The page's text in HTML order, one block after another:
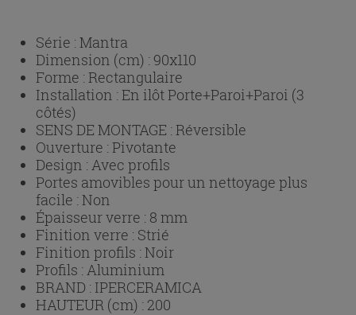
Série :Mantra
Dimension (cm) : 90x110
Forme :Rectangulaire
Installation :En ilôt Porte+Paroi+Paroi (3
côtés)
SENS DE MONTAGE :Réversible
Ouverture :Pivotante
Design : Avec profils
Portes amovibles pour un nettoyage plus
facile :Non
Épaisseur verre : 8 mm
Finition verre : Strié
Finition profils :Noir
Profils : Aluminium
BRAND : IPERCERAMICA
HAUTEUR (cm) : 200